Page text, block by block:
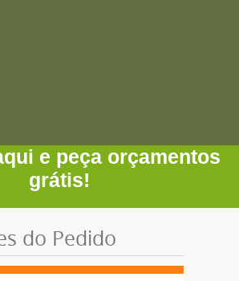
e peça orçamentos
grátis!
do Pedido